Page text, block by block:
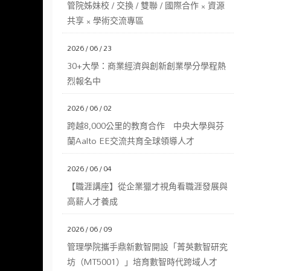
管院姊妹校 / 交換 / 雙聯 / 國際合作 × 資源
共享 × 學術交流專區
2026 / 06 / 23
30+大學：商業經濟與創新創業學分學程熱
烈報名中
2026 / 06 / 02
跨越8,000公里的教育合作 中央大學與芬
蘭Aalto EE交流共育全球領導人才
2026 / 06 / 04
【職涯講座】從企業獵才視角看職涯發展與
高薪人才養成
2026 / 06 / 09
管理學院攜手鼎新數智開設「菁英數智研究
坊（MT5001）」培育數智時代跨域人才